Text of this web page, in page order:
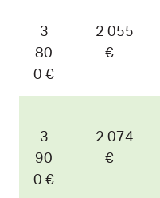
3
80
0 €
2 055
€
3
90
0 €
2 074
€